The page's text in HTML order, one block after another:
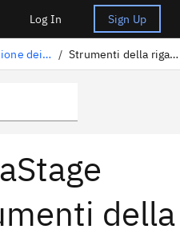
Log In Sign Up
Trasformazione dei dati con DataStage / Strumenti della riga comandi DataStage
della